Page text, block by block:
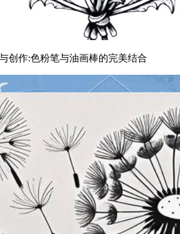
创作:色粉笔与油画棒的完美结合